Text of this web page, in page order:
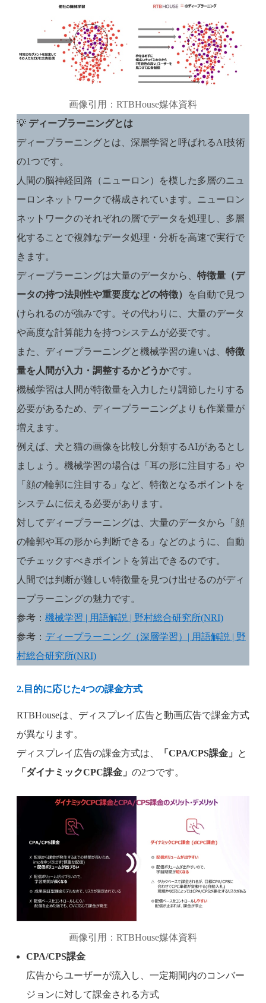
画像引用：RTBHouse媒体資料
💡 ディープラーニングとは
ディープラーニングとは、深層学習と呼ばれるAI技術
の1つです。
人間の脳神経回路（ニューロン）を模した多層のニュ
ーロンネットワークで構成されています。ニューロン
ネットワークのそれぞれの層でデータを処理し、多層
化することで複雑なデータ処理・分析を高速で実行で
きます。
ディープラーニングは大量のデータから、 特徴量（デ
ータの持つ法則性や重要度などの特徴）
を自動で見つ
けられるのが強みです。その代わりに、大量のデータ
や高度な計算能力を持つシステムが必要です。
また、ディープラーニングと機械学習の違いは、 特徴
量を人間が入力・調整するかどうかです。
機械学習は人間が特徴量を入力したり調節したりする
必要があるため、ディープラーニングよりも作業量が
増えます。
例えば、犬と猫の画像を比較し分類するAIがあるとし
ましょう。機械学習の場合は「耳の形に注目する」や
「顔の輪郭に注目する」など、特徴となるポイントを
システムに伝える必要があります。
対してディープラーニングは、大量のデータから「顔
の輪郭や耳の形から判断できる」などのように、自動
でチェックすべきポイントを算出できるのです。
人間では判断が難しい特徴量を見つけ出せるのがディ
ープラーニングの魅力です。
参考： 機械学習 | 用語解説 | 野村総合研究所(NRI)
参考： ディープラーニング（深層学習）| 用語解説 | 野
村総合研究所(NRI)
2.目的に応じた4つの課金方式
RTBHouseは、ディスプレイ広告と動画広告で課金方式
が異なります。
ディスプレイ広告の課金方式は、
「CPA/CPS課金」
と
「ダイナミックCPC課金」 の2つです。
画像引用：RTBHouse媒体資料
CPA/CPS課金
広告からユーザーが流入し、一定期間内のコンバー
ジョンに対して課金される方式